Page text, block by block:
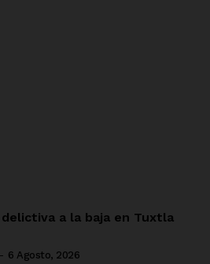
a la baja en Tuxtla
- 6 Agosto, 2026